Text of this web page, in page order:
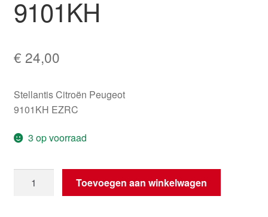
9101KH
€ 24,00
Stellantis Citroën Peugeot
9101KH EZRC
3 op voorraad
EZRC
Toevoegen aan winkelwagen